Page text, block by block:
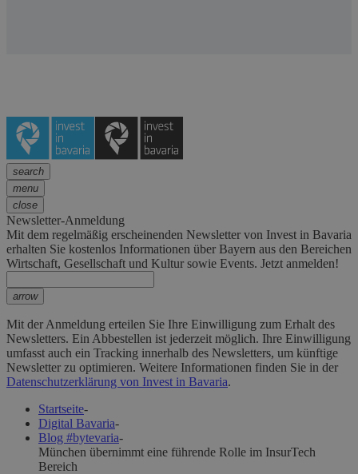
search
menu
close
Newsletter-Anmeldung
Mit dem regelmäßig erscheinenden Newsletter von Invest in Bavaria
erhalten Sie kostenlos Informationen über Bayern aus den Bereichen
Wirtschaft, Gesellschaft und Kultur sowie Events. Jetzt anmelden!
arrow
Mit der Anmeldung erteilen Sie Ihre Einwilligung zum Erhalt des
Newsletters. Ein Abbestellen ist jederzeit möglich. Ihre Einwilligung
umfasst auch ein Tracking innerhalb des Newsletters, um künftige
Newsletter zu optimieren. Weitere Informationen finden Sie in der
Datenschutzerklärung von Invest in Bavaria.
Startseite-
Digital Bavaria-
Blog #bytevaria-
München übernimmt eine führende Rolle im InsurTech
Bereich